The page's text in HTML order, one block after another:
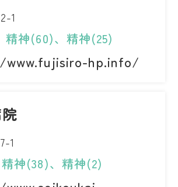
1
精神(60)、精神(25)
hp.info/
1
神(38)、精神(2)